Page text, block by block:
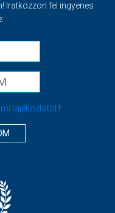
Iratkozzon fel ingyenes
tájékoztatót!